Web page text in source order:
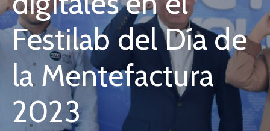
Festilab del Día de
la Mentefactura
2023